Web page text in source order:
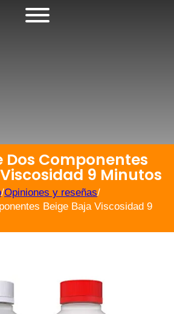
Dos Componentes
9 Minutos
/Opiniones y reseñas/
Beige Baja Viscosidad 9